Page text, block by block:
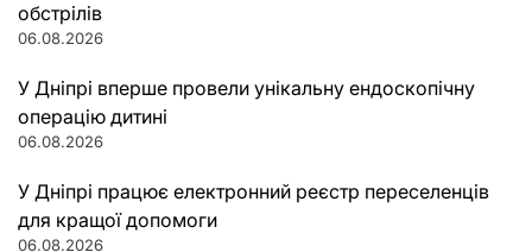
обстрілів
06.08.2026
У Дніпрі вперше провели унікальну ендоскопічну
операцію дитині
06.08.2026
У Дніпрі працює електронний реєстр переселенців
для кращої допомоги
06.08.2026